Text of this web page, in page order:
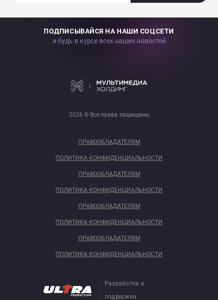
ПОДПИСЫВАЙСЯ НА НАШИ СОЦСЕТИ
и будь в курсе всех наших новостей
2026 © Все права защищены
ПРАВООБЛАДАТЕЛЯМ
ПОЛИТИКА КОНФИДЕНЦИАЛЬНОСТИ
ПРАВООБЛАДАТЕЛЯМ
ПОЛИТИКА КОНФИДЕНЦИАЛЬНОСТИ
ПРАВООБЛАДАТЕЛЯМ
ПОЛИТИКА КОНФИДЕНЦИАЛЬНОСТИ
ПРАВООБЛАДАТЕЛЯМ
ПОЛИТИКА КОНФИДЕНЦИАЛЬНОСТИ
Разработка и
поддержка